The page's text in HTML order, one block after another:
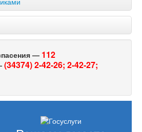
— 112
(34374) 2-42-26; 2-42-27;